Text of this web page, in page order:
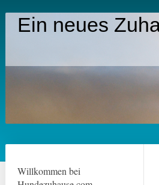
Ein neues
Willkommen bei